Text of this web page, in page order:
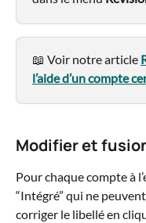
📖 Voir notre article
l’aide d’un compte
Modifier et
Pour chaque compte à
“Intégré” qui ne
corriger le libellé en